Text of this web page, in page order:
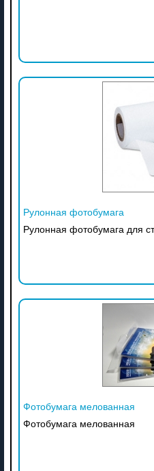
Рулонная фотобумага
Рулонная фотобумага для
Фотобумага мелованная
Фотобумага мелованная